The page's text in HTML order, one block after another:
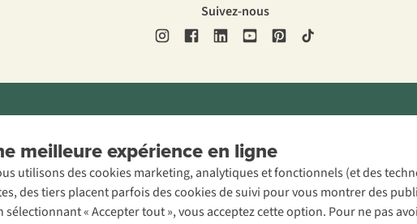
meilleure expérience en ligne
utilisons des cookies marketing, analytiques et fonctionnels (et des
des tiers placent parfois des cookies de suivi pour vous montrer des
« Accepter tout », vous acceptez cette option. Pour ne pas
Suivez-nous